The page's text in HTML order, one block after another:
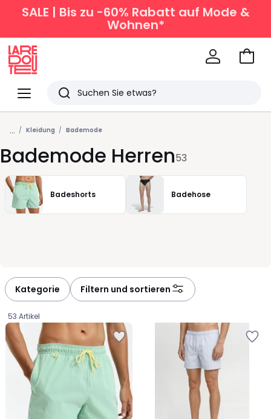
SALE | Bis zu -60% Rabatt auf Mode &
Wohnen*
Menü
Redoute
Suchen
Zuletzt
angesehen
Artikel
Zum
... Kleidung Bademode
Bademode Herren53
Badeshorts Badehose
Kategorie Filtern und sortieren
53 Artikel